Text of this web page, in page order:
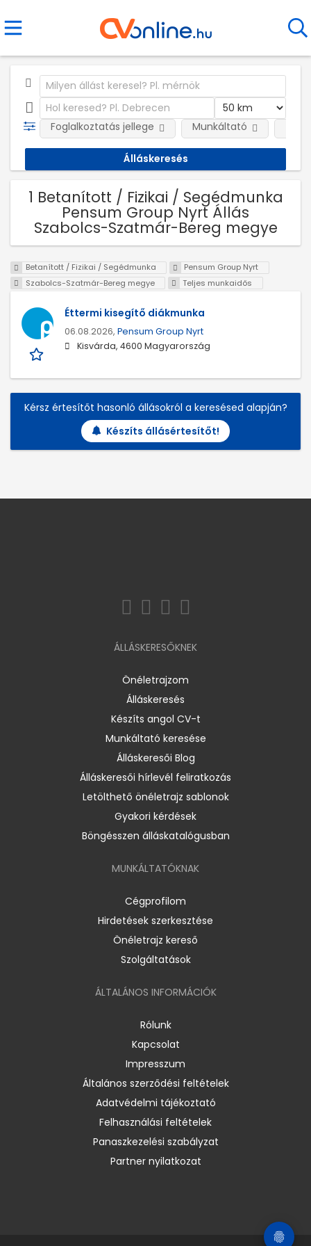
Foglalkoztatás jellege Munkáltató
1 Betanított / Fizikai / Segédmunka
Pensum Group Nyrt Állás
Szabolcs-Szatmár-Bereg megye
Betanított / Fizikai / Segédmunka
Pensum Group Nyrt
Szabolcs-Szatmár-Bereg megye
Teljes munkaidős
Éttermi kisegítő diákmunka
06.08.2026, Pensum Group Nyrt
Kisvárda, 4600 Magyarország
Kérsz értesítőt hasonló állásokról a keresésed alapján?
Készíts állásértesítőt!
ÁLLÁSKERESŐKNEK
Önéletrajzom
Álláskeresés
Készíts angol CV-t
Munkáltató keresése
Álláskeresői Blog
Álláskeresői hírlevél feliratkozás
Letölthető önéletrajz sablonok
Gyakori kérdések
Böngésszen álláskatalógusban
MUNKÁLTATÓKNAK
Cégprofilom
Hirdetések szerkesztése
Önéletrajz kereső
Szolgáltatások
ÁLTALÁNOS INFORMÁCIÓK
Rólunk
Kapcsolat
Impresszum
Általános szerződési feltételek
Adatvédelmi tájékoztató
Felhasználási feltételek
Panaszkezelési szabályzat
Partner nyilatkozat